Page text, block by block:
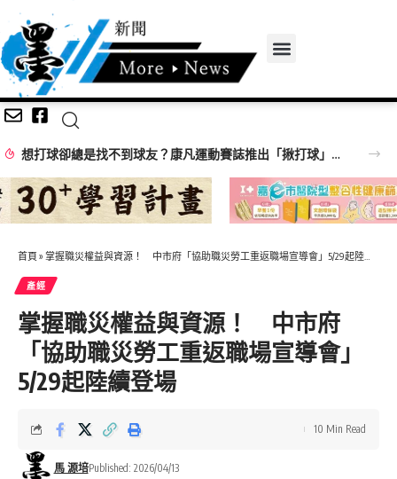
想打球卻總是找不到球友？康凡運動賽誌推出「揪打球」 揪團成功再抽限定好禮
首頁 » 掌握職災權益與資源！ 中市府「協助職災勞工重返職場宣導會」5/29起陸續登場
產經
掌握職災權益與資源！ 中市府
「協助職災勞工重返職場宣導會」
5/29起陸續登場
馬 源培Published: 2026/04/13
10 Min Read